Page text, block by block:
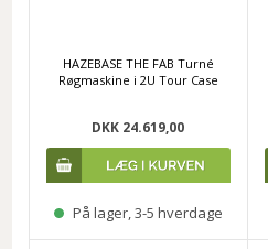
HAZEBASE THE FAB Turné
Røgmaskine i 2U Tour Case
DKK 24.619,00
På lager, 3-5 hverdage